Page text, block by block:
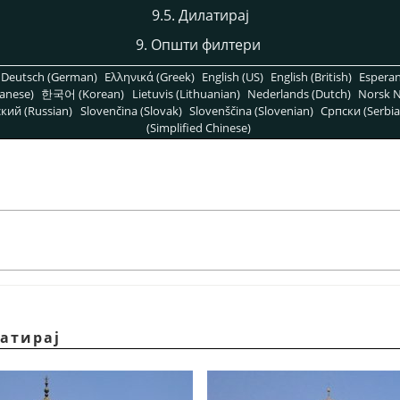
9.5. Дилатирај
9. Општи филтери
Deutsch (German) Ελληνικά (Greek) English (US) English (British)
한국어 (Korean) Lietuvis (Lithuanian) Nederlands (Dutch) Norsk
(Russian) Slovenčina (Slovak) Slovenščina (Slovenian) Српски
(Simplified Chinese)